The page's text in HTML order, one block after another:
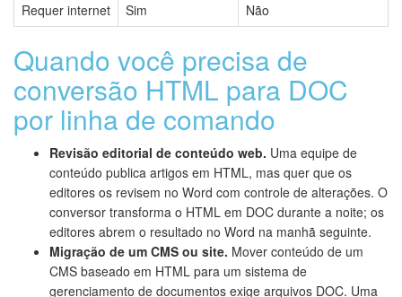
Requer internet Sim Não
Quando você precisa de
conversão HTML para DOC
por linha de comando
Revisão editorial de conteúdo web. Uma equipe de
conteúdo publica artigos em HTML, mas quer que os
editores os revisem no Word com controle de alterações. O
conversor transforma o HTML em DOC durante a noite; os
editores abrem o resultado no Word na manhã seguinte.
Migração de um CMS ou site. Mover conteúdo de um
CMS baseado em HTML para um sistema de
gerenciamento de documentos exige arquivos DOC. Uma